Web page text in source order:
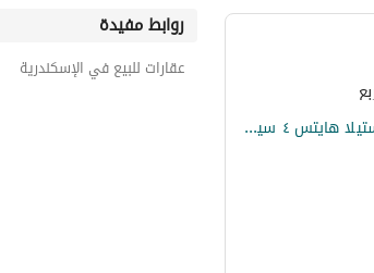
لهواة الاستثمار شاليه لوفت ٦٠ متر ب الورا ستيلا هايتس ٤ سيدى عبد الرحم
روابط مفيدة
عقارات للبيع في الإسكندرية